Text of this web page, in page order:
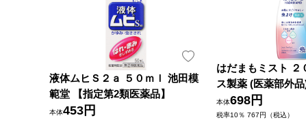
液体ムヒＳ２ａ ５０ｍｌ 池田模
範堂 【指定第2類医薬品】
本体453円
はだまもミスト ２
ス製薬 (医薬部外
本体698円
税率10％ 767円（税込）